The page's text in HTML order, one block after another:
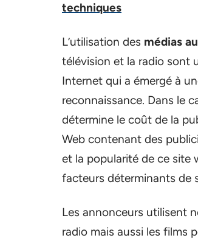
techniques
L’utilisation des médias
télévision et la radio sont
Internet qui a émergé à
reconnaissance. Dans le
détermine le coût de la
Web contenant des
et la popularité de ce site
facteurs déterminants de
Les annonceurs utilisent
radio mais aussi les films